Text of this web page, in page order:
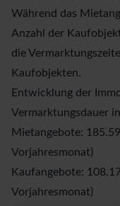
Während das
Anzahl der
die
Kaufobjekten.
Entwicklung der
Vermarktungsdauer
Mietangebote:
Vorjahresmonat)
Kaufangebote:
Vorjahresmonat)